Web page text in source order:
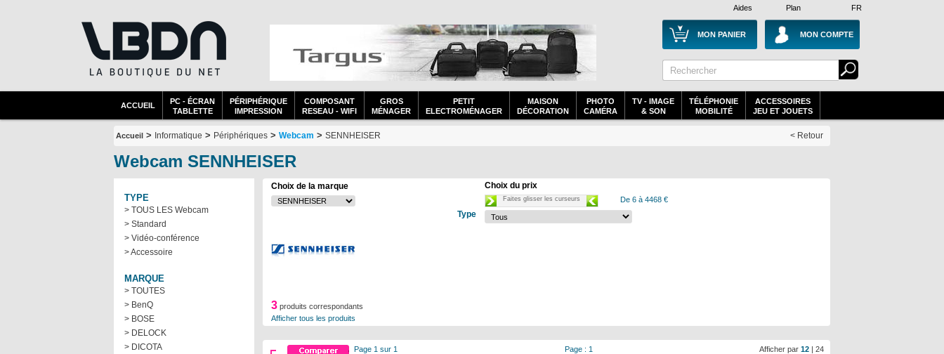
Plan
Aides FR
MON PANIER MON COMPTE
ACCUEIL
PC - ÉCRAN
TABLETTE
PÉRIPHÉRIQUE
IMPRESSION
COMPOSANT
RESEAU - WIFI
GROS
MÉNAGER
PETIT
ELECTROMÉNAGER
MAISON
DÉCORATION
PHOTO
CAMÉRA
TV - IMAGE
& SON
TÉLÉPHONIE
MOBILITÉ
ACCESSOIRES
JEU ET JOUETS
Accueil > Informatique > Périphériques > Webcam > SENNHEISER < Retour
Webcam SENNHEISER
TYPE
> TOUS LES Webcam
> Standard
> Vidéo-conférence
> Accessoire
MARQUE
> TOUTES
> BenQ
> BOSE
> DELOCK
> DICOTA
Choix de la marque Choix du prix
Faites glisser les curseurs De 6 à 4468 €
Type
3 produits correspondants
Afficher tous les produits
Afficher par 12 | 24
Page 1 sur 1
Page : 1